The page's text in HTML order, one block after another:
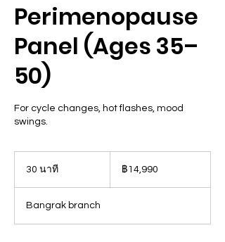
Perimenopause
Panel (Ages 35–
50)
For cycle changes, hot flashes, mood
swings.
30 นาที
า
ที
บาท฿14,990
Bangrak branch